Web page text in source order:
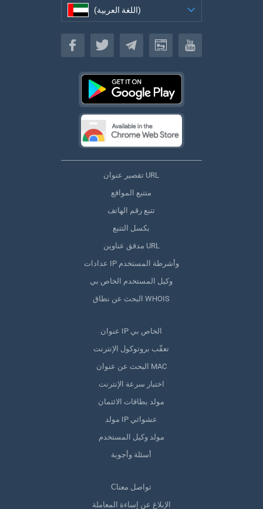
(اللغة العربية)
(اللغة العربية)
تقصير عنوان URL
متتبع المواقع
تتبع رقم الهاتف
بكسل التتبع
مدقق عناوين URL
عدادات IP وأشرطة المستخدم
وكيل المستخدم الخاص بي
البحث عن نطاق WHOIS
عنوان IP الخاص بي
تعقّب بروتوكول الإنترنت
البحث عن عنوان MAC
اختبار سرعة الإنترنت
مولد بطاقات الائتمان
مولد IP عشوائي
مولد وكيل المستخدم
أسئلة وأجوبة
Сتواصل معنا
الإبلاغ عن إساءة المعاملة